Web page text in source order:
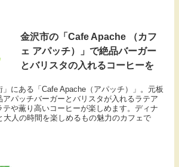
金沢市の「Cafe Apache （カフ
ェ アパッチ）」で絶品バーガー
とバリスタの入れるコーヒーを
にある「Cafe Apache（アパッチ）」。元板
パッチバーガーとバリスタが入れるラテア
テや薫り高いコーヒーが楽しめます。ディナ
大人の時間を楽しめるもの魅力のカフェで